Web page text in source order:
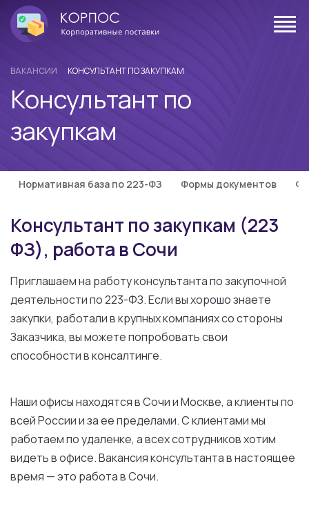
ВАКАНСИИ КОНСУЛЬТАНТ ПО ЗАКУПКАМ
Консультант по
закупкам
Нормативная база по 223-ФЗ Формы документов
Консультант по закупкам (223
ФЗ), работа в Сочи
Приглашаем на работу консультанта по закупочной
деятельности по 223-ФЗ. Если вы хорошо знаете
закупки, работали в крупных компаниях со стороны
Заказчика, вы можете попробовать свои
способности в консалтинге.
Наши офисы находятся в Сочи и Москве, а клиенты по
всей России и за ее пределами. С клиентами мы
работаем по удаленке, а всех сотрудников хотим
видеть в офисе. Вакансия консультанта в настоящее
время — это работа в Сочи.